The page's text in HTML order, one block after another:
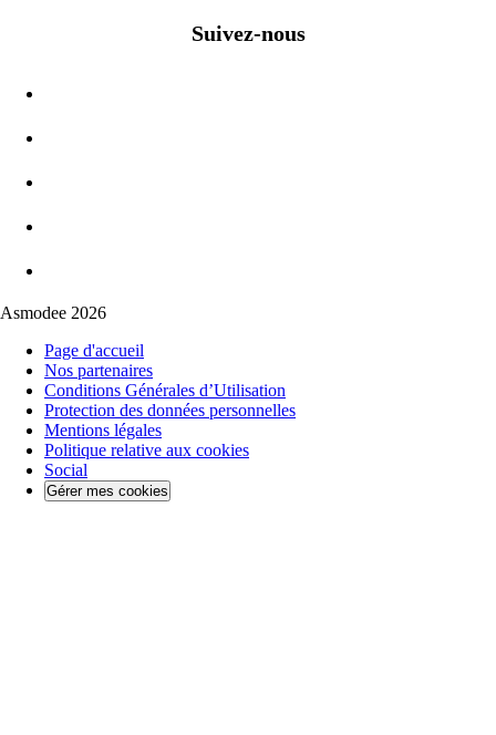
Suivez-nous
Asmodee 2026
Page d'accueil
Nos partenaires
Conditions Générales d’Utilisation
Protection des données personnelles
Mentions légales
Politique relative aux cookies
Social
Gérer mes cookies